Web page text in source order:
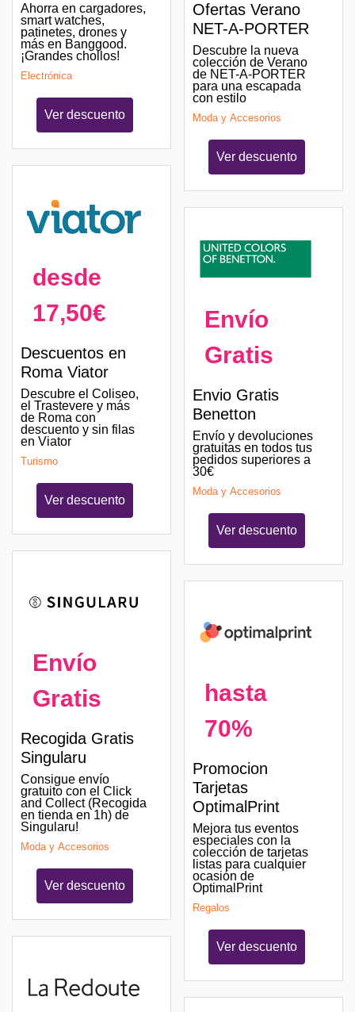
Ahorra en cargadores,
smart watches,
patinetes, drones y
más en Banggood.
¡Grandes chollos!
Electrónica
Ver descuento
desde
17,50€
Descuentos en
Roma Viator
Descubre el Coliseo,
el Trastevere y más
de Roma con
descuento y sin filas
en Viator
Turismo
Ver descuento
Envío
Gratis
Recogida Gratis
Singularu
Consigue envío
gratuito con el Click
and Collect (Recogida
en tienda en 1h) de
Singularu!
Moda y Accesorios
Ver descuento
Ofertas Verano
NET-A-PORTER
Descubre la nueva
colección de Verano
de NET-A-PORTER
para una escapada
con estilo
Moda y Accesorios
Ver descuento
Envío
Gratis
Envio Gratis
Benetton
Envío y devoluciones
gratuitas en todos tus
pedidos superiores a
30€
Moda y Accesorios
Ver descuento
hasta
70%
Promocion
Tarjetas
OptimalPrint
Mejora tus eventos
especiales con la
colección de tarjetas
listas para cualquier
ocasión de
OptimalPrint
Regalos
Ver descuento